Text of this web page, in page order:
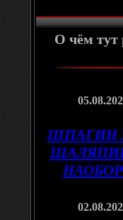
О чём тут
ШПАГИН